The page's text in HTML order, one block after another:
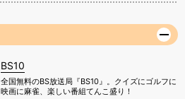
BS10
全国無料のBS放送局『BS10』。クイズにゴルフに
映画に麻雀、楽しい番組てんこ盛り！